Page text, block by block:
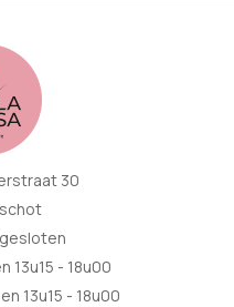
30
13u15 - 18u00
13u15 - 18u00